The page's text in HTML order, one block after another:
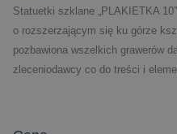
Statuetki szklane „PLAKIETKA
o rozszerzającym się ku górze
pozbawiona wszelkich grawerów
zleceniodawcy co do treści i